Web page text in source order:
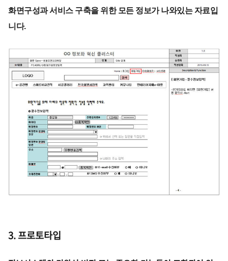
화면구성과 서비스 구축을 위한 모든 정보가 나와있는 자료입
니다.
3. 프로토타입